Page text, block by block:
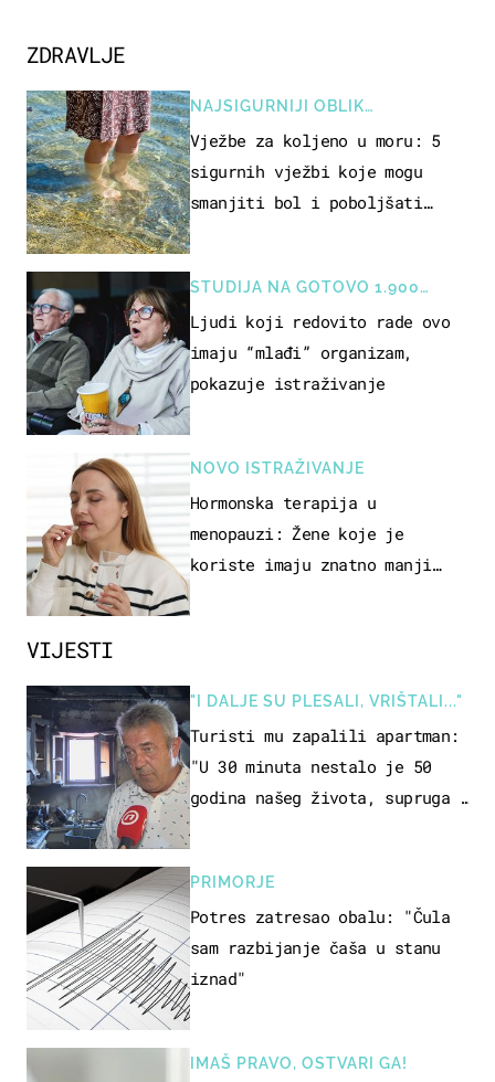
VIJESTI
"I DALJE SU PLESALI, VRIŠTALI..."
Turisti mu zapalili apartman:
"U 30 minuta nestalo je 50
godina našeg života, supruga i
PRIMORJE
Potres zatresao obalu: "Čula
sam razbijanje čaša u stanu
iznad"
IMAŠ PRAVO, OSTVARI GA!
ZDRAVLJE
NAJSIGURNIJI OBLIK
REKREACIJE
Vježbe za koljeno u moru: 5
sigurnih vježbi koje mogu
smanjiti bol i poboljšati
STUDIJA NA GOTOVO 1.900
OSOBA
Ljudi koji redovito rade ovo
imaju “mlađi” organizam,
pokazuje istraživanje
NOVO ISTRAŽIVANJE
Hormonska terapija u
menopauzi: Žene koje je
koriste imaju znatno manji